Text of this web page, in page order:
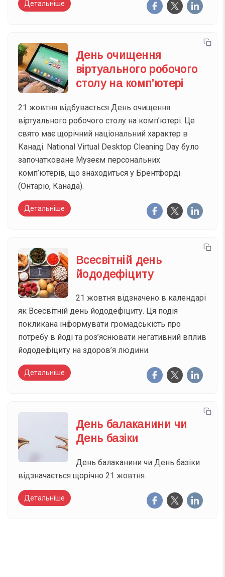
Детальніше
День очищення
віртуального робочого
столу на комп’ютері
21 жовтня відбувається День очищення
віртуального робочого столу на комп’ютері. Це
свято має щорічний національний характер в
Канаді. National Virtual Desktop Cleaning Day було
започатковане Музеєм персональних
комп’ютерів, що знаходиться у Брентфорді
(Онтаріо, Канада).
Детальніше
Всесвітній день
йододефіциту
21 жовтня відзначено в календарі
як Всесвітній день йододефіциту. Ця подія
покликана інформувати громадськість про
потребу в йоді та роз’яснювати негативний вплив
йододефіциту на здоров’я людини.
Детальніше
День балаканини чи
День базіки
День балаканини чи День базіки
відзначається щорічно 21 жовтня.
Детальніше